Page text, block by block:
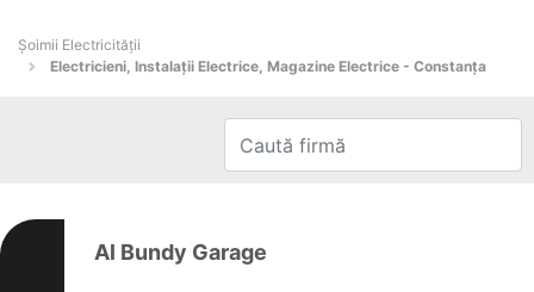
Șoimii Electricității
Electricieni, Instalații Electrice, Magazine Electrice - Constanţa
Al Bundy Garage